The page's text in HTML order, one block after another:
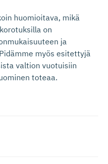
huomioitava, mikä
on
ja
myös esitettyjä
valtion vuotuisiin
toteaa.